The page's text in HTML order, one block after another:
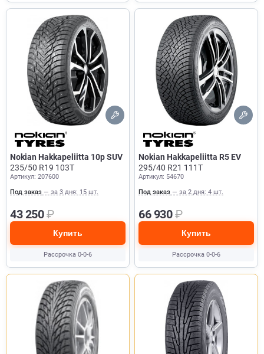
Nokian Hakkapeliitta 10p SUV
235/50 R19 103T
Артикул: 207600
Под заказ — за 3 дня: 15 шт.
43 250₽
Купить
Рассрочка 0-0-6
Nokian Hakkapeliitta R5 EV
295/40 R21 111T
Артикул: 54670
Под заказ — за 2 дня: 4 шт.
66 930₽
Купить
Рассрочка 0-0-6